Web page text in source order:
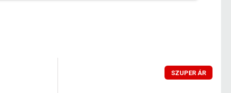
SZUPER ÁR